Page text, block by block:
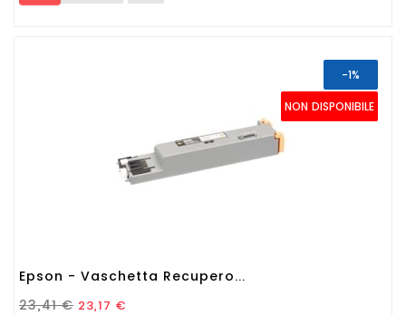
NON DISPONIBILE
-1%
Epson - Vaschetta Recupero...
Prezzo Standard
23,41 € Prezzo
23,17 €